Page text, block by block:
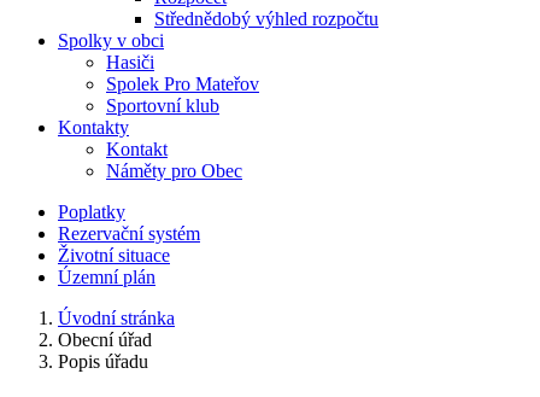
Střednědobý výhled rozpočtu
Spolky v obci
Hasiči
Spolek Pro Mateřov
Sportovní klub
Kontakty
Kontakt
Náměty pro Obec
Poplatky
Rezervační systém
Životní situace
Územní plán
Úvodní stránka
Obecní úřad
Popis úřadu